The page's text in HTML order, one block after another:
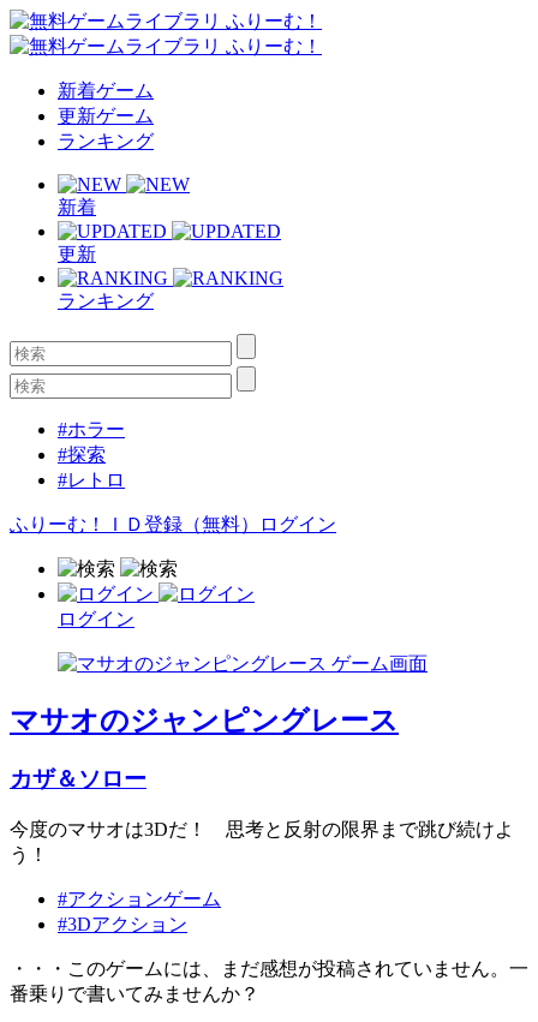
新着ゲーム
更新ゲーム
ランキング
新着
更新
ランキング
#ホラー
#探索
#レトロ
ふりーむ！ＩＤ登録（無料） ログイン
ログイン
マサオのジャンピングレース
カザ＆ソロー
今度のマサオは3Dだ！ 思考と反射の限界まで跳び続けよ
う！
#アクションゲーム
#3Dアクション
・・・このゲームには、まだ感想が投稿されていません。一
番乗りで書いてみませんか？